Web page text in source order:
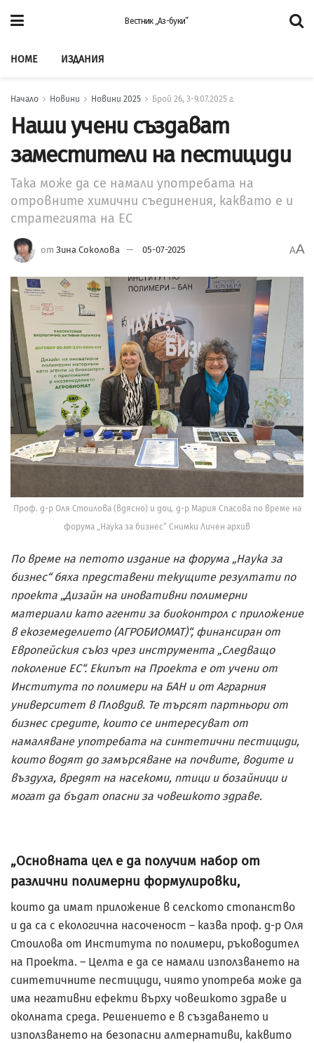
Вестник „Аз-буки”
HOME ИЗДАНИЯ
Начало Новини Новини 2025 Брой 26, 3-9.07.2025 г.
Наши учени създават
заместители на пестициди
Така може да се намали употребата на
отровните химични съединения, каквато е и
стратегията на ЕС
от Зина Соколова 05-07-2025 AA
Проф. д-р Оля Стоилова (вдясно) и доц. д-р Мария Спасова по време на
форума „Наука за бизнес“ Снимки Личен архив
По време на петото издание на форума „Наука за
бизнес“ бяха представени текущите резултати по
проекта „Дизайн на иновативни полимерни
материали като агенти за биоконтрол с приложение
в екоземеделието (АГРОБИОМАТ)“, финансиран от
Европейския съюз чрез инструмента „Следващо
поколение ЕС“. Екипът на Проекта е от учени от
Института по полимери на БАН и от Аграрния
университет в Пловдив. Те търсят партньори от
бизнес средите, които се интересуват от
намаляване употребата на синтетични пестициди,
които водят до замърсяване на почвите, водите и
въздуха, вредят на насекоми, птици и бозайници и
могат да бъдат опасни за човешкото здраве.
„Основната цел е да получим набор от
различни полимерни формулировки,
които да имат приложение в селското стопанство
и да са с екологична насоченост – казва проф. д-р Оля
Стоилова от Института по полимери, ръководител
на Проекта. – Целта е да се намали използването на
синтетичните пестициди, чиято употреба може да
има негативни ефекти върху човешкото здраве и
околната среда. Решението е в създаването и
използването на безопасни алтернативи, каквито